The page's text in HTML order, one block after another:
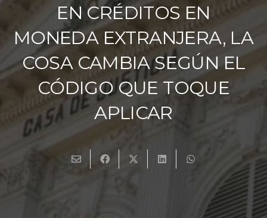
EN CRÉDITOS EN
MONEDA EXTRANJERA, LA
COSA CAMBIA SEGÚN EL
CÓDIGO QUE TOQUE
APLICAR